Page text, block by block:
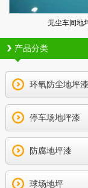
无尘车间地
产品分类
环氧防尘地坪漆
停车场地坪漆
防腐地坪漆
球场地坪